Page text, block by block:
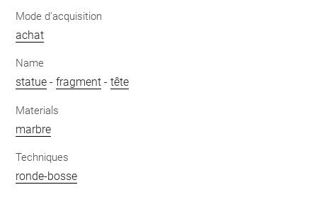
Mode d'acquisition
achat
Name
statue -fragment -tête
Materials
marbre
Techniques
ronde-bosse